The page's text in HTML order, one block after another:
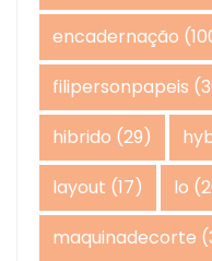
encadernação
filipersonpapeis
hibrido (29)
layout (17) lo
maquinadecorte